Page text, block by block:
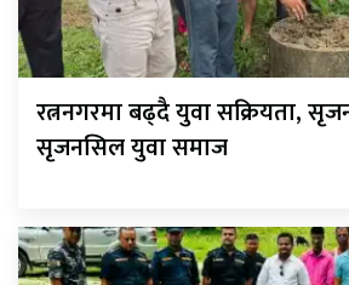
रत्ननगरमा बढ्दै युवा सक्रियता,
सृजनसिल युवा समाज